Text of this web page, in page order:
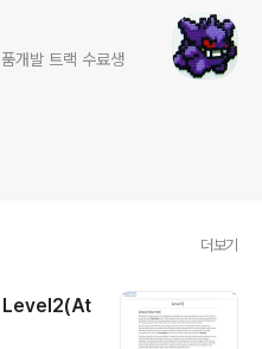
더보기